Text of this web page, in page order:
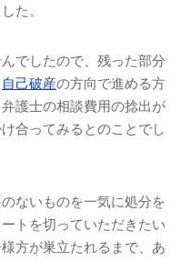
た。
でしたので、残った部分
自己破産の方向で進める方
護士の相談費用の捻出が
合ってみるとのことでし
ないものを一気に処分を
トを切っていただきたい
方が巣立たれるまで、あ